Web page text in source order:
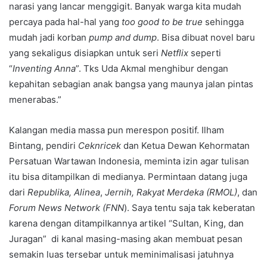
narasi yang lancar menggigit. Banyak warga kita mudah
percaya pada hal-hal yang too good to be true sehingga
mudah jadi korban pump and dump. Bisa dibuat novel baru
yang sekaligus disiapkan untuk seri Netflix seperti
“Inventing Anna”. Tks Uda Akmal menghibur dengan
kepahitan sebagian anak bangsa yang maunya jalan pintas
menerabas.”
Kalangan media massa pun merespon positif. Ilham
Bintang, pendiri Ceknricek dan Ketua Dewan Kehormatan
Persatuan Wartawan Indonesia, meminta izin agar tulisan
itu bisa ditampilkan di medianya. Permintaan datang juga
dari Republika, Alinea, Jernih, Rakyat Merdeka (RMOL), dan
Forum News Network (FNN). Saya tentu saja tak keberatan
karena dengan ditampilkannya artikel “Sultan, King, dan
Juragan” di kanal masing-masing akan membuat pesan
semakin luas tersebar untuk meminimalisasi jatuhnya